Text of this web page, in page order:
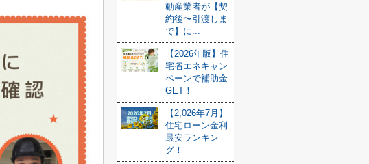
動産業者が【契
約後〜引渡しま
で】に...
【2026年版】住
宅省エネキャン
ペーンで補助金
GET！
【2,026年7月】
住宅ローン金利
最安ランキン
グ！